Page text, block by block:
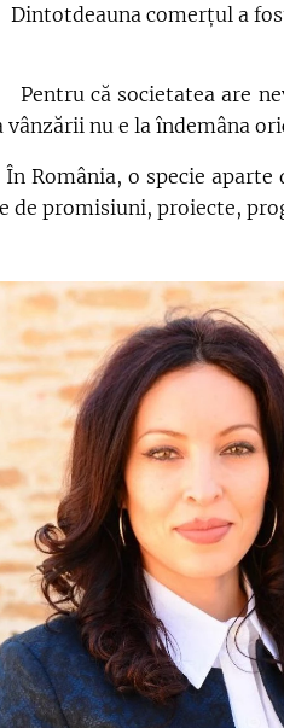
comerțul a fost
că societatea are
vânzării nu e la îndemâna
o specie aparte
de promisiuni, proiecte,